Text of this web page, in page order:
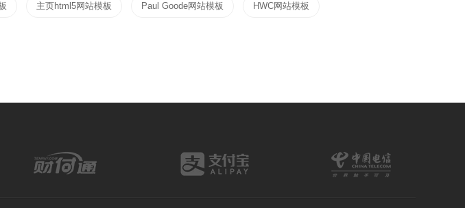
主页html5网站模板 Paul Goode网站模板 HWC网站模板